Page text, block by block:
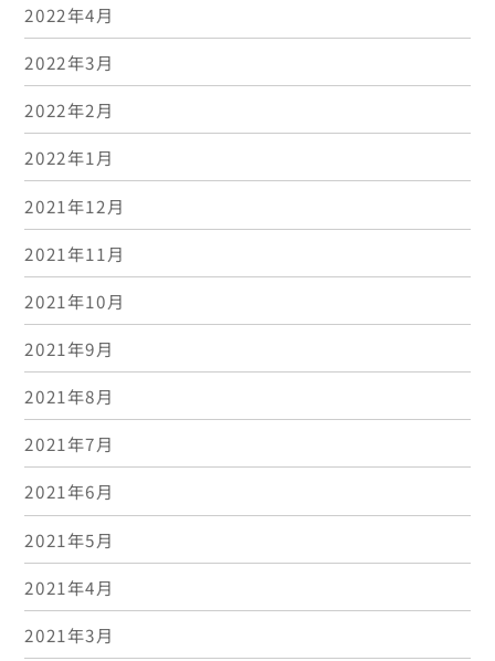
2022年4月
2022年3月
2022年2月
2022年1月
2021年12月
2021年11月
2021年10月
2021年9月
2021年8月
2021年7月
2021年6月
2021年5月
2021年4月
2021年3月